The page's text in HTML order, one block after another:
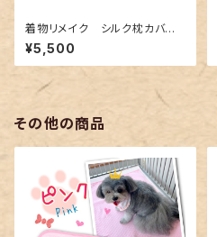
着物リメイク シルク枕カバ
ー 005
¥5,500
その他の商品